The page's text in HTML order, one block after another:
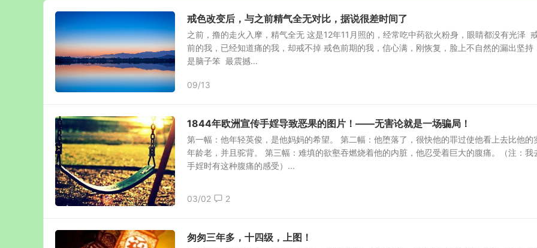
戒色改变后，与之前精气全无对比，据说很差时间了
之前，撸的走火入摩，精气全无 这是12年11月照的，经常吃中药欲火粉身，眼睛都没有光泽
前的我，已经知道痛的我，却戒不掉 戒色前期的我，信心满，刚恢复，脸上不自然的漏出坚持
是脑子笨 最震撼...
09/13
1844年欧洲宣传手婬导致恶果的图片！——无害论就是一场骗局！
第一幅：他年轻英俊，是他妈妈的希望。 第二幅：他堕落了，很快他的罪过使他看上去比他的
年龄老，并且驼背。 第三幅：难填的欲壑吞燃烧着他的内脏，他忍受着巨大的腹痛。（注：我
手婬时有这种腹痛的感受）...
03/02 2
匆匆三年多，十四级，上图！